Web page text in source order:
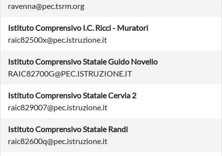
ravenna@pec.tsrm.org
Istituto Comprensivo I.C. Ricci - Muratori
raic82500x@pec.istruzione.it
Istituto Comprensivo Statale Guido Novello
RAIC82700G@PEC.ISTRUZIONE.IT
Istituto Comprensivo Statale Cervia 2
raic829007@pec.istruzione.it
Istituto Comprensivo Statale Randi
raic82600q@pec.istruzione.it